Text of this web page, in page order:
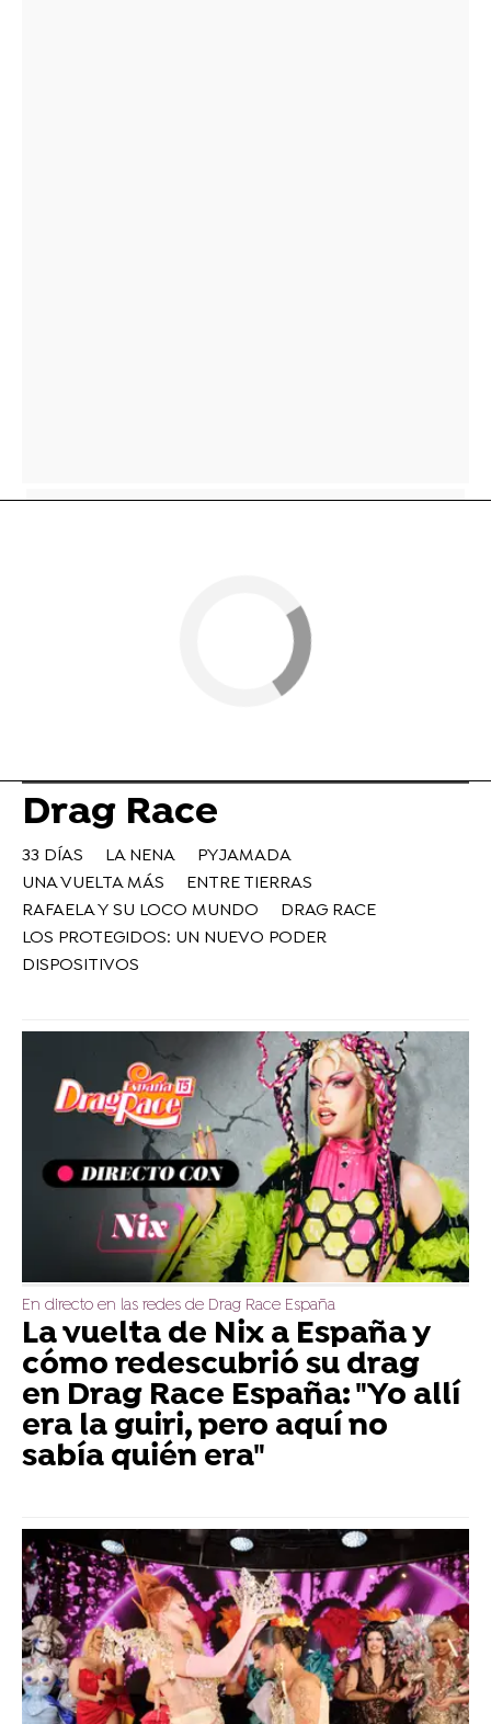
Drag Race
33 DÍAS LA NENA
PYJAMADA
UNA VUELTA MÁS
ENTRE TIERRAS
RAFAELA Y SU LOCO MUNDO
DRAG RACE
LOS PROTEGIDOS: UN NUEVO PODER
DISPOSITIVOS
En directo en las redes de Drag Race España
La vuelta de Nix a España y
cómo redescubrió su drag
en Drag Race España: "Yo allí
era la guiri, pero aquí no
sabía quién era"